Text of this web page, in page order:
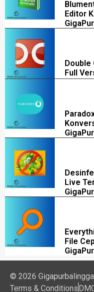
Editor
Double
Full
Live
File
© 2026 Gigapurbalingga
Terms & Conditions